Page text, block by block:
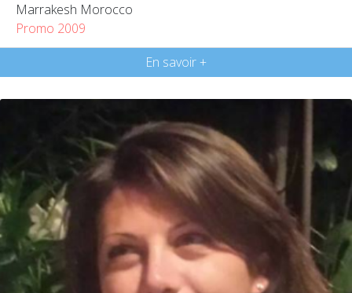
Marrakesh Morocco
Promo 2009
En savoir +